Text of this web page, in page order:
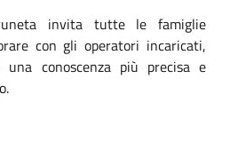
invita tutte le famiglie
con gli operatori incaricati,
una conoscenza più precisa e